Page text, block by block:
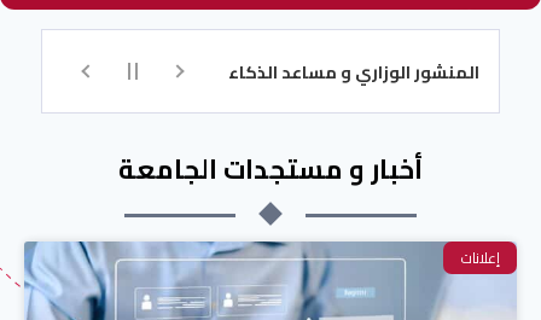
الوزاري و مساعد الذكاء الاصطناعي للتسجيل تكوين اللغة
أخبار و مستجدات الجامعة
إعلانات